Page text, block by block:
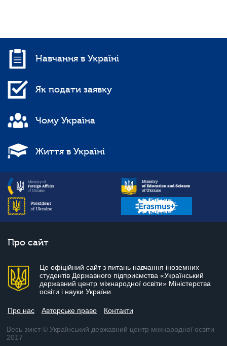
Навчання в Україні
Як подати заявку
Чому Україна
Життя в Україні
Про сайт
Це офіційний сайт з питань навчання іноземних
студентів Державного підприємства «Український
державний центр міжнародної освіти» Міністерства
освіти і науки України.
Про нас Авторське право Контакти
Весь зміст © Український державний центр міжнародної освіти
2017